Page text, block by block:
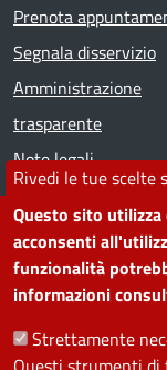
Rivedi le tue scelte
Questo sito utilizza
acconsenti
funzionalità
informazioni
Strettamente
Prenota
Segnala disservizio
Amministrazione
trasparente
Note legali
SEGUICI SU
Facebook
Instagram
YouTube
PRIVACY